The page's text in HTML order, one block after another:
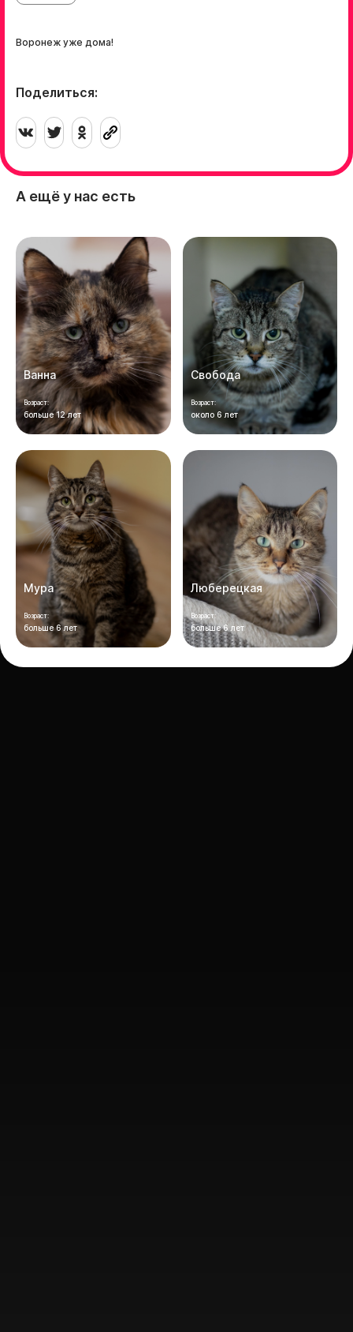
Воронеж уже дома!
Поделиться:
А ещё у нас есть
Ванна
Возраст:
больше 12 лет
Свобода
Возраст:
около 6 лет
Мура
Возраст:
больше 6 лет
Люберецкая
Возраст:
больше 6 лет